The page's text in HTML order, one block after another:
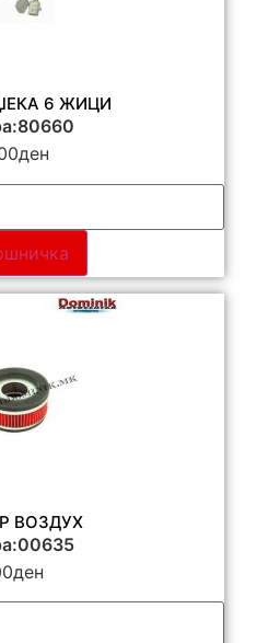
6 ЖИЦИ
ден
ВОЗДУХ
ден